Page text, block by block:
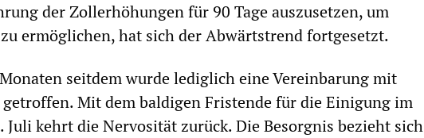
der Zollerhöhungen für 90 Tage auszusetzen, um
ermöglichen, hat sich der Abwärtstrend fortgesetzt.
seitdem wurde lediglich eine Vereinbarung mit
Mit dem baldigen Fristende für die Einigung im
kehrt die Nervosität zurück. Die Besorgnis bezieht sich